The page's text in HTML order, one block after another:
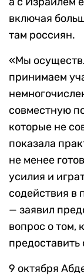
включая
там россиян.
«Мы
принимаем
совместную
которые не
показала
не менее
усилия и
содействия в
— заявил
вопрос о том,
9 октября